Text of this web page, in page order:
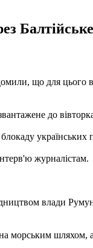
що для цього
до
українських
журналістам.
влади
морським шляхом,